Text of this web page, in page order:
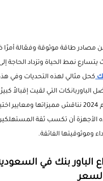
اللوحية
متنوعة
(أساور وحماية)
الذكية
والشبكات
مصادر طاقة موثوقة وفعّالة أمرًا
نمط الحياة وتزداد الحاجة
كحل مثالي لهذه التحديات وفي
الباوربانكات التي لقيت إقبالاً
السعودي لعام 2024 نناقش مميزاتها ومعايير
أن تكسب ثقة
وموثوقيتها الفائقة.
الباور بنك في